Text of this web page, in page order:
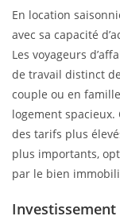
En location
avec sa capacité
Les voyageurs
de travail distinct
couple ou en
logement
des tarifs plus
plus importants,
par le bien